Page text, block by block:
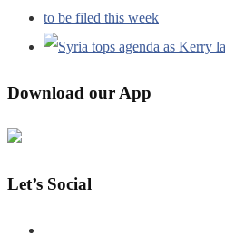
Download our App
Let’s Social